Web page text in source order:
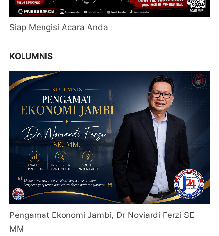
Siap Mengisi Acara Anda
KOLUMNIS
Pengamat Ekonomi Jambi, Dr Noviardi Ferzi SE
MM